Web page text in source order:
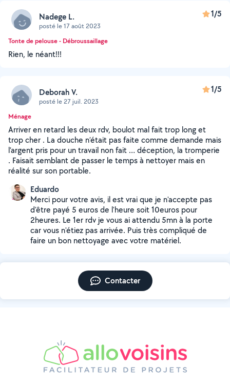
Nadege L.
posté le 17 août 2023
1/5
Tonte de pelouse - Débroussaillage
Rien, le néant!!!
Deborah V.
posté le 27 juil. 2023
1/5
Ménage
Arriver en retard les deux rdv, boulot mal fait trop long et
trop cher . La douche n’était pas faite comme demande mais
l’argent pris pour un travail non fait … déception, la tromperie
. Faisait semblant de passer le temps à nettoyer mais en
réalité sur son portable.
Eduardo
Merci pour votre avis, il est vrai que je n'accepte pas
d'être payé 5 euros de l'heure soit 10euros pour
2heures. Le 1er rdv je vous ai attendu 5mn à la porte
car vous n'étiez pas arrivée. Puis très compliqué de
faire un bon nettoyage avec votre matériel.
Contacter